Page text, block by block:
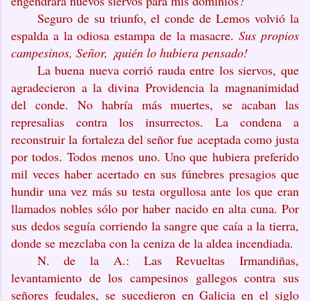
Seguro de su triunfo, el conde de Lemos volvió la
espalda a la odiosa estampa de la masacre.Sus propios
campesinos, Señor, ¡quién lo hubiera pensado!
La buena nueva corrió rauda entre los siervos, que
agradecieron a la divina Providencia la magnanimidad
del conde. No habría más muertes, se acaban las
represalias contra los insurrectos. La condena a
reconstruir la fortaleza del señor fue aceptada como justa
por todos. Todos menos uno. Uno que hubiera preferido
mil veces haber acertado en sus fúnebres presagios que
hundir una vez más su testa orgullosa ante los que eran
llamados nobles sólo por haber nacido en alta cuna. Por
sus dedos seguía corriendo la sangre que caía a la tierra,
donde se mezclaba con la ceniza de la aldea incendiada.
N. de la A.: Las Revueltas Irmandiñas,
levantamiento de los campesinos gallegos contra sus
señores feudales, se sucedieron en Galicia en el siglo